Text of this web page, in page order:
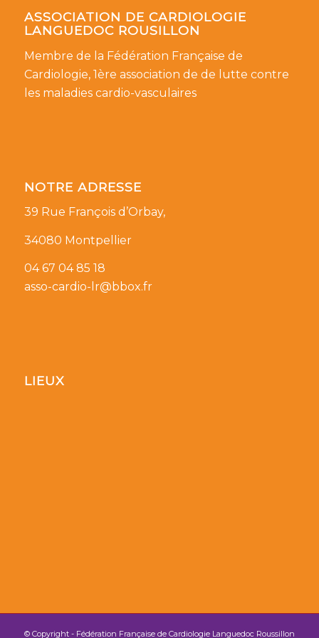
ASSOCIATION DE CARDIOLOGIE
LANGUEDOC ROUSILLON
Membre de la Fédération Française de
Cardiologie, 1ère association de de lutte contre
les maladies cardio-vasculaires
NOTRE ADRESSE
39 Rue François d’Orbay,
34080 Montpellier
04 67 04 85 18
asso-cardio-lr@bbox.fr
LIEUX
© Copyright - Fédération Française de Cardiologie Languedoc Roussillon